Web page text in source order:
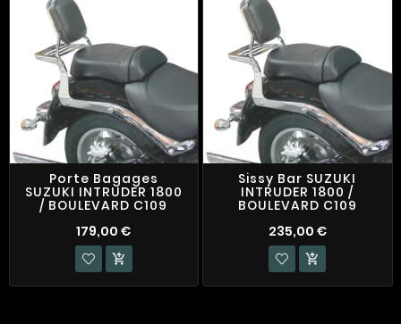
Porte Bagages
SUZUKI INTRUDER 1800
/ BOULEVARD C109
179,00 €

Sissy Bar SUZUKI
INTRUDER 1800 /
BOULEVARD C109
235,00 €
